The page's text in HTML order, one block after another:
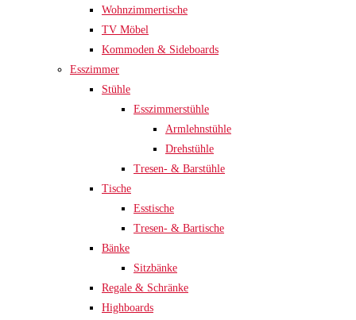
Wohnzimmertische
TV Möbel
Kommoden & Sideboards
Esszimmer
Stühle
Esszimmerstühle
Armlehnstühle
Drehstühle
Tresen- & Barstühle
Tische
Esstische
Tresen- & Bartische
Bänke
Sitzbänke
Regale & Schränke
Highboards